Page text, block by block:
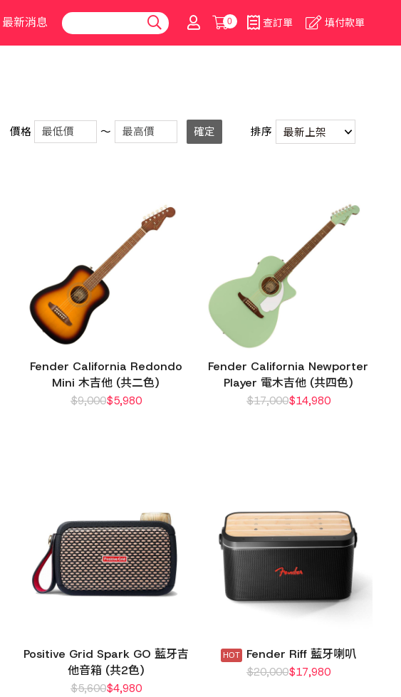
最新消息 0 查訂單 填付款單
價格 ～ 確定 排序
Fender California Redondo
Mini 木吉他 (共二色)
$9,000$5,980
Fender California Newporter
Player 電木吉他 (共四色)
$17,000$14,980
Positive Grid Spark GO 藍牙吉
他音箱 (共2色)
$5,600$4,980
Fender Riff 藍牙喇叭
$20,000$17,980